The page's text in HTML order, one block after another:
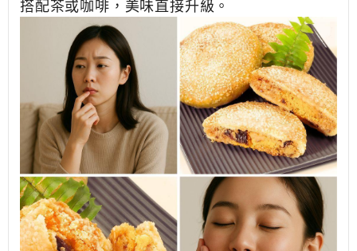
搭配茶或咖啡，美味直接升級。